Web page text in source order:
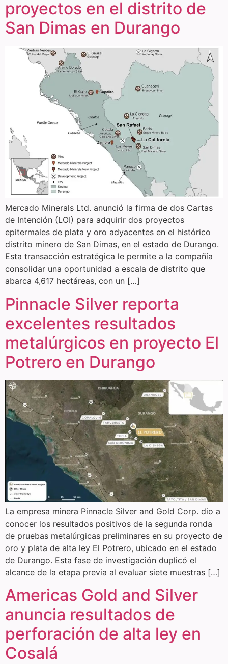
proyectos en el distrito de
San Dimas en Durango
Mercado Minerals Ltd. anunció la firma de dos Cartas
de Intención (LOI) para adquirir dos proyectos
epitermales de plata y oro adyacentes en el histórico
distrito minero de San Dimas, en el estado de Durango.
Esta transacción estratégica le permite a la compañía
consolidar una oportunidad a escala de distrito que
abarca 4,617 hectáreas, con un […]
Pinnacle Silver reporta
excelentes resultados
metalúrgicos en proyecto El
Potrero en Durango
La empresa minera Pinnacle Silver and Gold Corp. dio a
conocer los resultados positivos de la segunda ronda
de pruebas metalúrgicas preliminares en su proyecto de
oro y plata de alta ley El Potrero, ubicado en el estado
de Durango. Esta fase de investigación duplicó el
alcance de la etapa previa al evaluar siete muestras […]
Americas Gold and Silver
anuncia resultados de
perforación de alta ley en
Cosalá